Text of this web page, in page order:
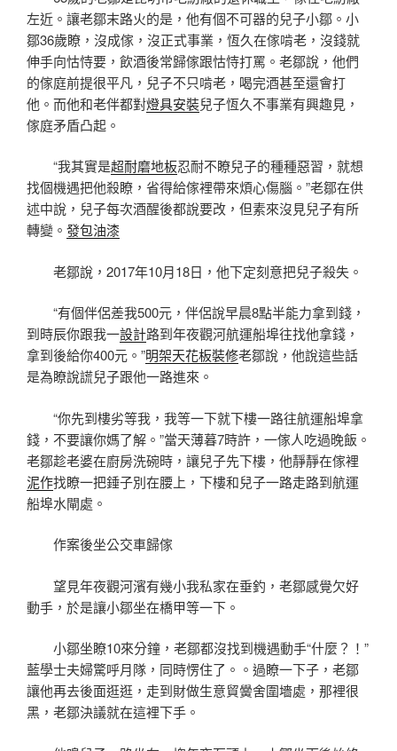
左近。讓老鄒末路火的是，他有個不可器的兒子小鄒。小
鄒36歲瞭，沒成傢，沒正式事業，恆久在傢啃老，沒錢就
伸手向怙恃要，飲酒後常歸傢跟怙恃打罵。老鄒說，他們
的傢庭前提很平凡，兒子不只啃老，喝完酒甚至還會打
他。而他和老伴都對燈具安裝兒子恆久不事業有興趣見，
傢庭矛盾凸起。
“我其實是超耐磨地板忍耐不瞭兒子的種種惡習，就想
找個機遇把他殺瞭，省得給傢裡帶來煩心傷腦。”老鄒在供
述中說，兒子每次酒醒後都說要改，但素來沒見兒子有所
轉變。 發包油漆
老鄒說，2017年10月18日，他下定刻意把兒子殺失。
“有個伴侶差我500元，伴侶說早晨8點半能力拿到錢，
到時辰你跟我一設計路到年夜觀河航運船埠往找他拿錢，
拿到後給你400元。”明架天花板裝修老鄒說，他說這些話
是為瞭說謊兒子跟他一路進來。
“你先到樓劣等我，我等一下就下樓一路往航運船埠拿
錢，不要讓你媽了解。”當天薄暮7時許，一傢人吃過晚飯。
老鄒趁老婆在廚房洗碗時，讓兒子先下樓，他靜靜在傢裡
泥作找瞭一把錘子別在腰上，下樓和兒子一路走路到航運
船埠水閘處。
作案後坐公交車歸傢
望見年夜觀河濱有幾小我私家在垂釣，老鄒感覺欠好
動手，於是讓小鄒坐在橋甲等一下。
小鄒坐瞭10來分鐘，老鄒都沒找到機遇動手“什麼？！”
藍學士夫婦驚呼月隊，同時愣住了。。過瞭一下子，老鄒
讓他再去後面逛逛，走到財做生意貿黌舍圍墻處，那裡很
黑，老鄒決議就在這裡下手。